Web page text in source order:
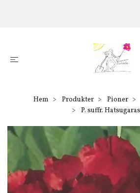
Hem Produkter Pioner
P. suffr.